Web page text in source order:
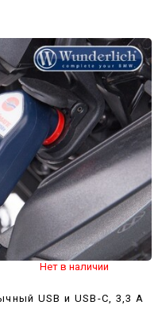
Нет в наличии
USB и USB-С, 3,3 A